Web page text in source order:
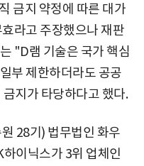
금지 약정에 따른 대가
라고 주장했으나 재판
"D램 기술은 국가 핵심
부 제한하더라도 공공
지가 타당하다고 했다.
28기) 법무법인 화우
이닉스가 3위 업체인